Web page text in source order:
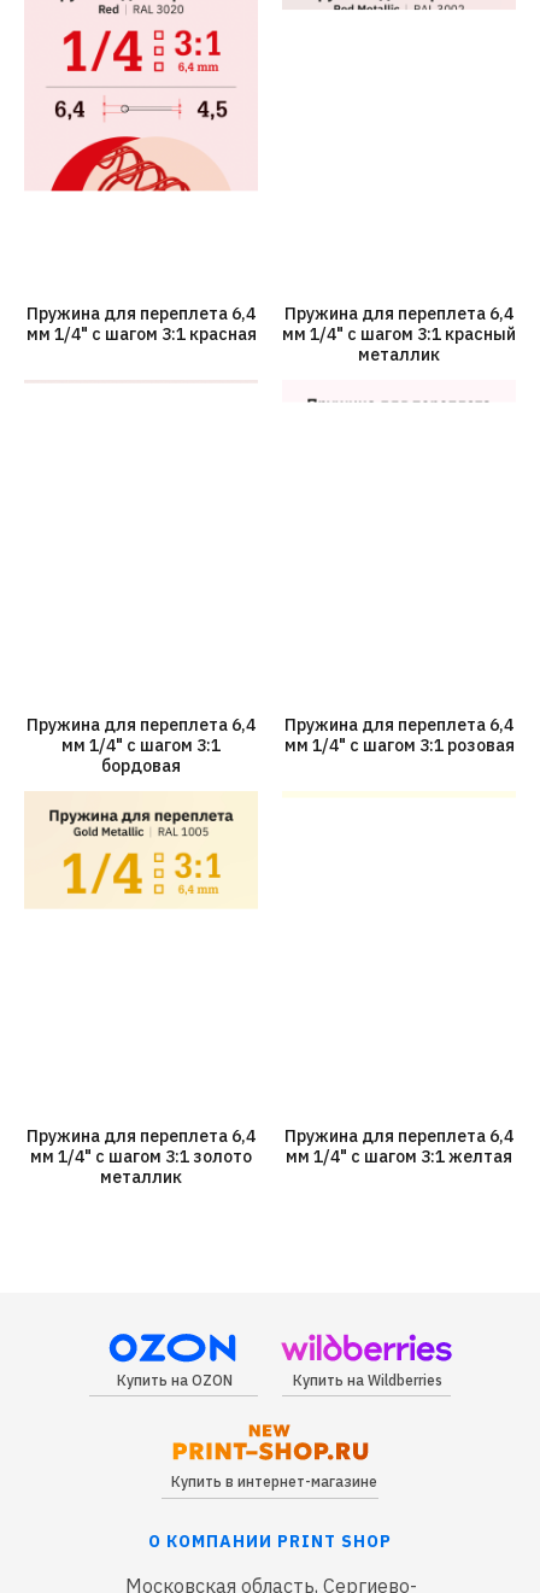
Пружина для переплета 6,4
мм 1/4" с шагом 3:1 красная
Пружина для переплета 6,4
мм 1/4" с шагом 3:1 красный
металлик
Пружина для переплета 6,4
мм 1/4" с шагом 3:1
бордовая
Пружина для переплета 6,4
мм 1/4" с шагом 3:1 розовая
Пружина для переплета 6,4
мм 1/4" с шагом 3:1 золото
металлик
Пружина для переплета 6,4
мм 1/4" с шагом 3:1 желтая
О КОМПАНИИ PRINT SHOP
Московская область, Сергиево-
Купить в интернет-магазине
Купить на OZON Купить на Wildberries